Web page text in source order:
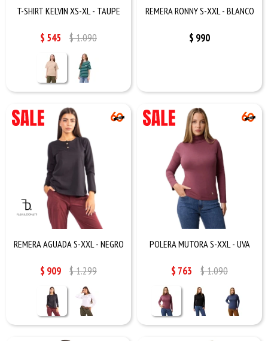
T-SHIRT KELVIN XS-XL - TAUPE
$ 545 $1.090
REMERA RONNY S-XXL - BLANCO
$ 990
REMERA AGUADA S-XXL - NEGRO
$ 909 $1.299
POLERA MUTORA S-XXL - UVA
$ 763 $1.090